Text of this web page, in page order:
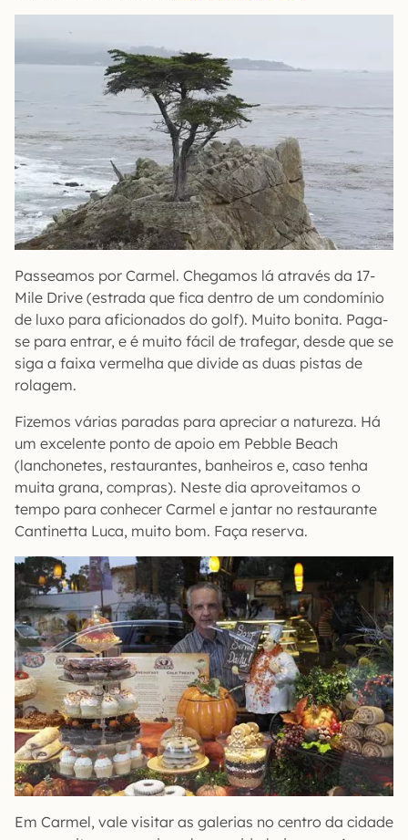
Passeamos por Carmel. Chegamos lá através da 17-
Mile Drive (estrada que fica dentro de um condomínio
de luxo para aficionados do golf). Muito bonita. Paga-
se para entrar, e é muito fácil de trafegar, desde que se
siga a faixa vermelha que divide as duas pistas de
rolagem.
Fizemos várias paradas para apreciar a natureza. Há
um excelente ponto de apoio em Pebble Beach
(lanchonetes, restaurantes, banheiros e, caso tenha
muita grana, compras). Neste dia aproveitamos o
tempo para conhecer Carmel e jantar no restaurante
Cantinetta Luca, muito bom. Faça reserva.
Em Carmel, vale visitar as galerias no centro da cidade